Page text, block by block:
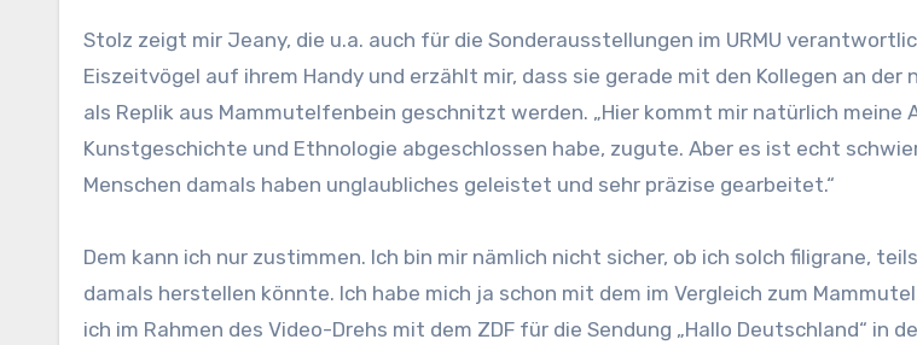
Stolz zeigt mir Jeany, die u.a. auch für die Sonderausstellungen im URMU
Eiszeitvögel auf ihrem Handy und erzählt mir, dass sie gerade mit den Kollegen an
als Replik aus Mammutelfenbein geschnitzt werden. „Hier kommt mir natürlich meine
Kunstgeschichte und Ethnologie abgeschlossen habe, zugute. Aber es ist echt
Menschen damals haben unglaubliches geleistet und sehr präzise gearbeitet.“
Dem kann ich nur zustimmen. Ich bin mir nämlich nicht sicher, ob ich solch filigrane,
damals herstellen könnte. Ich habe mich ja schon mit dem im Vergleich zum
ich im Rahmen des Video-Drehs mit dem ZDF für die Sendung „Hallo Deutschland“